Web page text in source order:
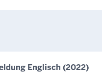
Englisch (2022)